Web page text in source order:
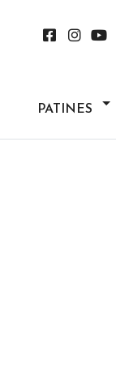
PATINES